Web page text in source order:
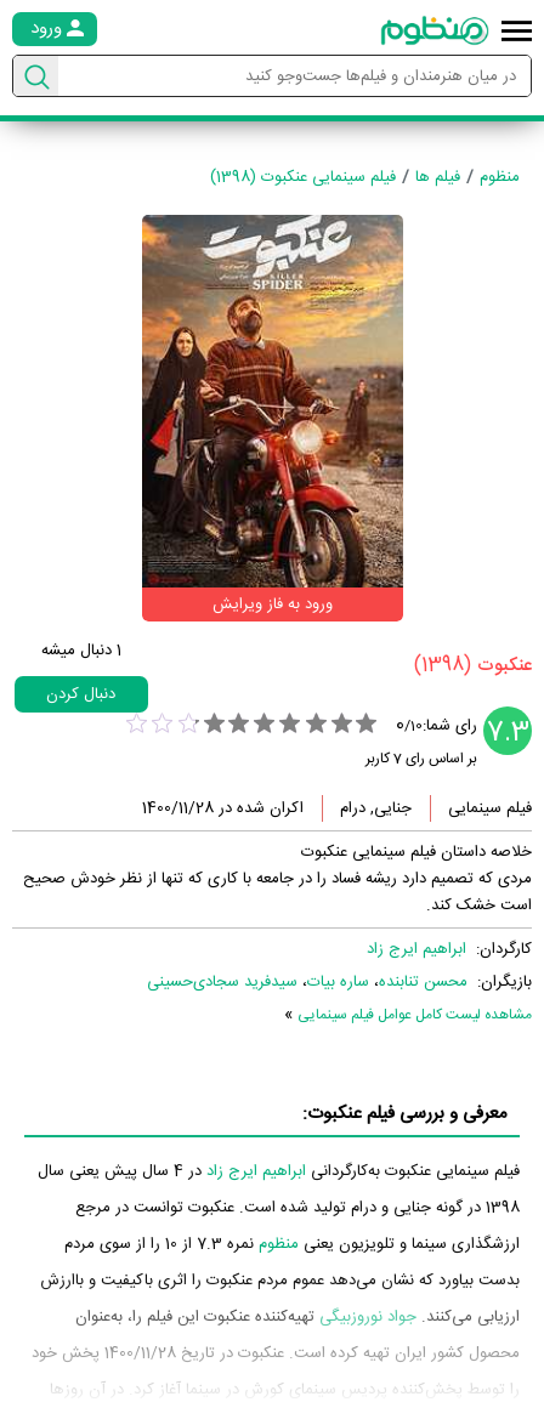
ورود
منظوم فیلم ها فیلم سینمایی عنکبوت (1398)
ورود به فاز ویرایش
‏عنکبوت‏ (1398)
1دنبال میشه
دنبال کردن
7.3 رای شما: 0/10
بر اساس رای7کاربر
فیلم سینمایی جنایی, درام
اکران شده در 1400/11/28
خلاصه داستان فیلم سینمایی عنکبوت
مردی که تصمیم دارد ریشه فساد را در جامعه با کاری که تنها از نظر خودش صحیح
است خشک کند.
کارگردان: ابراهیم ایرج زاد
بازیگران: محسن تنابنده، ساره بیات، سید‌فرید سجادی‌‌حسینی
مشاهده لیست کامل عوامل فیلم سینمایی »
معرفی و بررسی فیلم عنکبوت:
فیلم سینمایی عنکبوت به‌کارگردانی ابراهیم ایرج زاد
در 4 سال پیش یعنی سال
1398 در گونه جنایی و درام تولید شده است. عنکبوت توانست در مرجع
ارزشگذاری سینما و تلویزیون یعنی منظوم
نمره 7.3 از 10 را از سوی مردم
بدست بیاورد که نشان می‌دهد عموم مردم عنکبوت را اثری باکیفیت و باارزش
ارزیابی می‌کنند. جواد نوروزبیگی تهیه‌کننده عنکبوت این فیلم را، به‌عنوان
محصول کشور ایران تهیه کرده است. عنکبوت در تاریخ 1400/11/28 پخش خود
را توسط پخش‌کننده پردیس سینمای کورش در سینما آغاز کرد. در آن روزها